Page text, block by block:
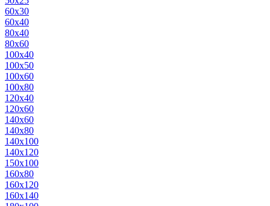
60х30
60х40
80х40
80х60
100х40
100х50
100х60
100х80
120х40
120х60
140х60
140х80
140х100
140х120
150х100
160х80
160х120
160х140